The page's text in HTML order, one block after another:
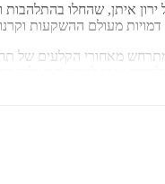
איתן, שהחלו בהתלהבות
מעולם ההשקעות
מאחורי הקלעים
אותו למרכז הפעילות